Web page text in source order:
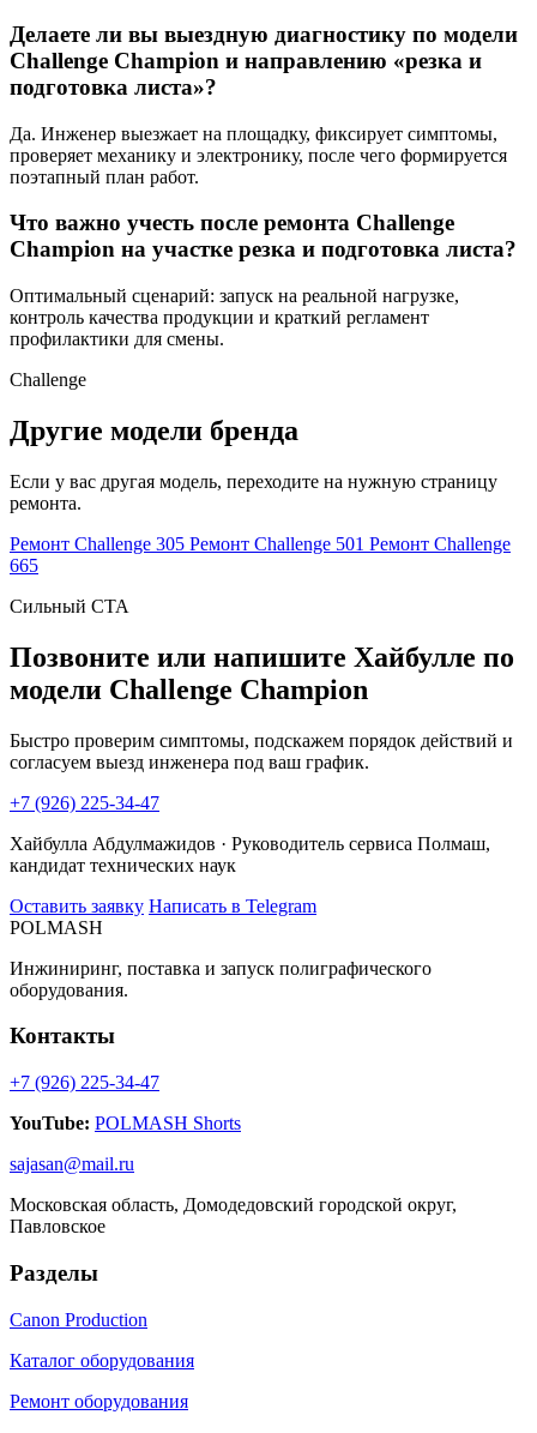
Делаете ли вы выездную диагностику по модели
Challenge Champion и направлению «резка и
подготовка листа»?
Да. Инженер выезжает на площадку, фиксирует симптомы,
проверяет механику и электронику, после чего формируется
поэтапный план работ.
Что важно учесть после ремонта Challenge
Champion на участке резка и подготовка листа?
Оптимальный сценарий: запуск на реальной нагрузке,
контроль качества продукции и краткий регламент
профилактики для смены.
Challenge
Другие модели бренда
Если у вас другая модель, переходите на нужную страницу
ремонта.
Ремонт Challenge 305 Ремонт Challenge 501 Ремонт Challenge
665
Сильный CTA
Позвоните или напишите Хайбулле по
модели Challenge Champion
Быстро проверим симптомы, подскажем порядок действий и
согласуем выезд инженера под ваш график.
+7 (926) 225-34-47
Хайбулла Абдулмажидов · Руководитель сервиса Полмаш,
кандидат технических наук
Оставить заявку Написать в Telegram
POLMASH
Инжиниринг, поставка и запуск полиграфического
оборудования.
Контакты
+7 (926) 225-34-47
YouTube: POLMASH Shorts
sajasan@mail.ru
Московская область, Домодедовский городской округ,
Павловское
Разделы
Canon Production
Каталог оборудования
Ремонт оборудования